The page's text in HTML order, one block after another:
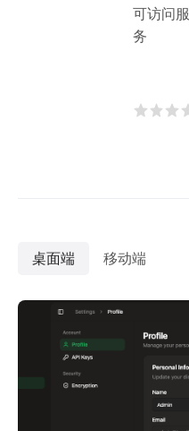
可访问服
务
桌面端 移动端